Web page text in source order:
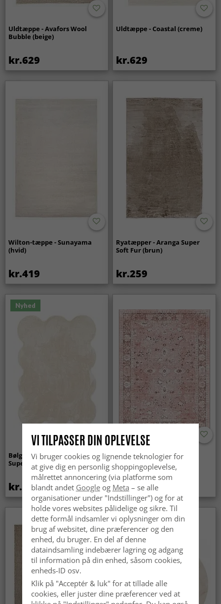
Uldtæppe - Avafors Wool
Bubble (beige)
kr.629
Uldtæppe - Coastal (creme)
kr.629
Wilton-tæppe - Sunayama
(hvid)
kr.419
Ryatæpper - Aranga Super
Soft Fur (brun)
kr.259
Nyhed
Bølget ryatæppe - Aranga
Super Soft Fur (beige)
kr.369
Wilton-tæppe - Gombalia
(lyserød)
kr.329 kr.439
VI TILPASSER DIN OPLEVELSE
Vi bruger cookies og lignende teknologier for
at give dig en personlig shoppingoplevelse,
målrettet annoncering (via platforme som
blandt andet Googleog Meta – se alle
organisationer under "Indstillinger") og for at
holde vores websites pålidelige og sikre. Til
dette formål indsamler vi oplysninger om din
brug af websitet, dine præferencer og den
enhed, du bruger. En del af denne
dataindsamling indebærer lagring og adgang
til information på din enhed, såsom cookies,
enheds-ID osv.
Klik på "Acceptér & luk" for at tillade alle
cookies, eller juster dine præferencer ved at